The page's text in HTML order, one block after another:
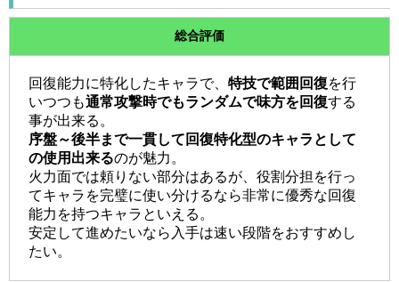
総合評価
回復能力に特化したキャラで、特技で範囲回復を行
いつつも通常攻撃時でもランダムで味方を回復する
事が出来る。
序盤～後半まで一貫して回復特化型のキャラとして
の使用出来るのが魅力。
火力面では頼りない部分はあるが、役割分担を行っ
てキャラを完璧に使い分けるなら非常に優秀な回復
能力を持つキャラといえる。
安定して進めたいなら入手は速い段階をおすすめし
たい。